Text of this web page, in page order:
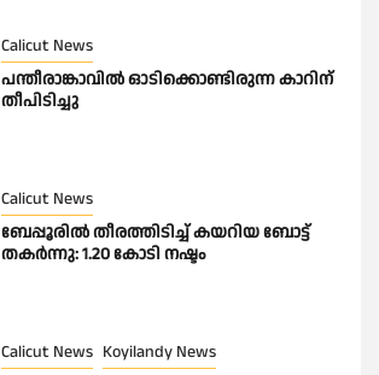
Calicut News
പന്തീരാങ്കാവിൽ ഓടിക്കൊണ്ടിരുന്ന കാറിന്
തീപിടിച്ചു
Calicut News
ബേപ്പൂരിൽ തീരത്തിടിച്ച് കയറിയ ബോട്ട്
തകർന്നു: 1.20 കോടി നഷ്ടം
Calicut News Koyilandy News